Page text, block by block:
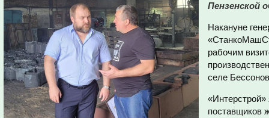
Пензенской
Накануне
рабочим
селе
поставщиков